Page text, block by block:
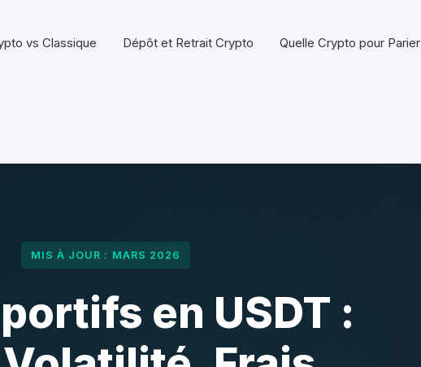
vs Classique Dépôt et Retrait Crypto Quelle Crypto pour Parier
MIS À JOUR : MARS 2026
en USDT :